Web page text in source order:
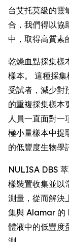
台艾托莫級的靈
合，我們得以協
中，取得高質素
乾燥血點採集樣
樣本。 這種採
受試者，減少對
的重複採集樣本
人員一直面對一
極小量樣本中提
的低豐度生物學
NULISA DBS
樣裝置收集並以
測量，從而解決
集與 Alamar 的
體液中的低豐度